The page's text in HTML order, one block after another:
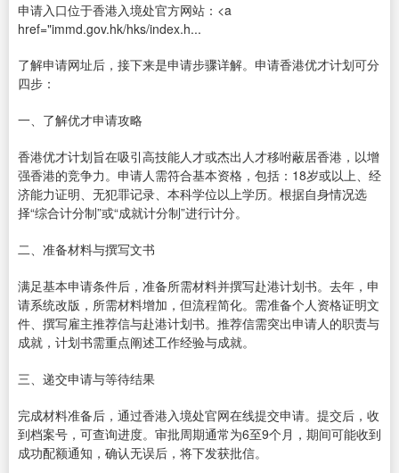
申请入口位于香港入境处官方网站：<a
href="immd.gov.hk/hks/index.h...
了解申请网址后，接下来是申请步骤详解。申请香港优才计划可分
四步：
一、了解优才申请攻略
香港优才计划旨在吸引高技能人才或杰出人才移咐蔽居香港，以增
强香港的竞争力。申请人需符合基本资格，包括：18岁或以上、经
济能力证明、无犯罪记录、本科学位以上学历。根据自身情况选
择“综合计分制”或“成就计分制”进行计分。
二、准备材料与撰写文书
满足基本申请条件后，准备所需材料并撰写赴港计划书。去年，申
请系统改版，所需材料增加，但流程简化。需准备个人资格证明文
件、撰写雇主推荐信与赴港计划书。推荐信需突出申请人的职责与
成就，计划书需重点阐述工作经验与成就。
三、递交申请与等待结果
完成材料准备后，通过香港入境处官网在线提交申请。提交后，收
到档案号，可查询进度。审批周期通常为6至9个月，期间可能收到
成功配额通知，确认无误后，将下发获批信。